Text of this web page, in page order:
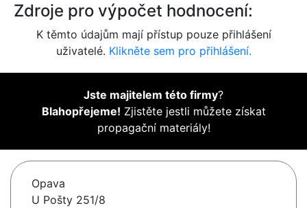
Zdroje pro výpočet hodnocení:
K těmto údajům mají přístup pouze přihlášení
uživatelé. Klikněte sem pro přihlášení.
Jste majitelem této firmy?
Blahopřejeme! Zjistěte jestli můžete získat
propagační materiály!
Opava
U Pošty 251/8